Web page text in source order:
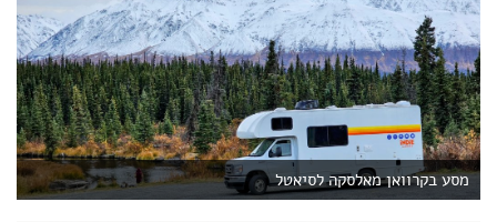
מסע בקרוואן מאלסקה לסיאטל